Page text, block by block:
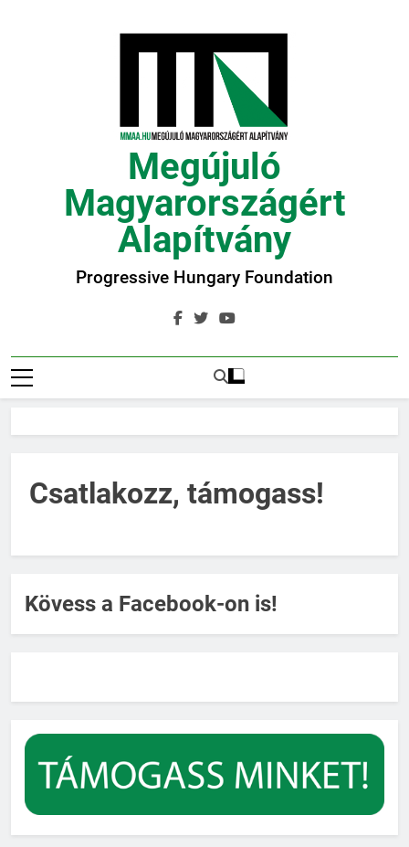
Megújuló
Magyarországért
Alapítvány
Progressive Hungary Foundation
Csatlakozz, támogass!
Kövess a Facebook-on is!